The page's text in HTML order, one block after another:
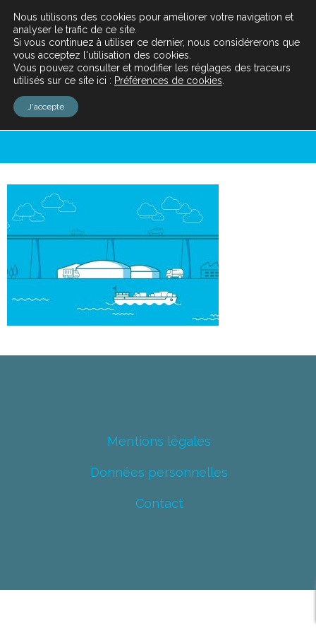
plaquette-methanisation-
1200×800
Mentions légales
Données personnelles
Contact
Nous utilisons des cookies pour améliorer votre navigation et
analyser le trafic de ce site.
Si vous continuez à utiliser ce dernier, nous considérerons que
vous acceptez l'utilisation des cookies.
Vous pouvez consulter et modifier les réglages des traceurs
utilisés sur ce site ici : Préférences de cookies
J'accepte